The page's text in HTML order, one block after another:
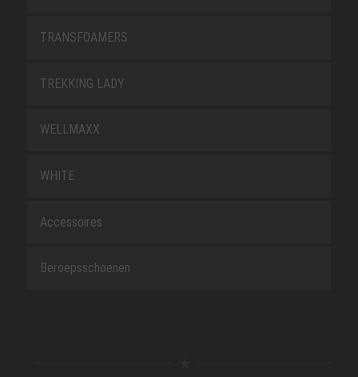
TRANSFOAMERS
TREKKING LADY
WELLMAXX
WHITE
Accessoires
Beroepsschoenen